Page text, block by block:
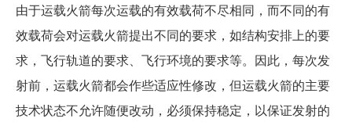
由于运载火箭每次运载的有效载荷不尽相同，而不同的有
效载荷会对运载火箭提出不同的要求，如结构安排上的要
求，飞行轨道的要求、飞行环境的要求等。因此，每次发
射前，运载火箭都会作些适应性修改，但运载火箭的主要
技术状态不允许随便改动，必须保持稳定，以保证发射的